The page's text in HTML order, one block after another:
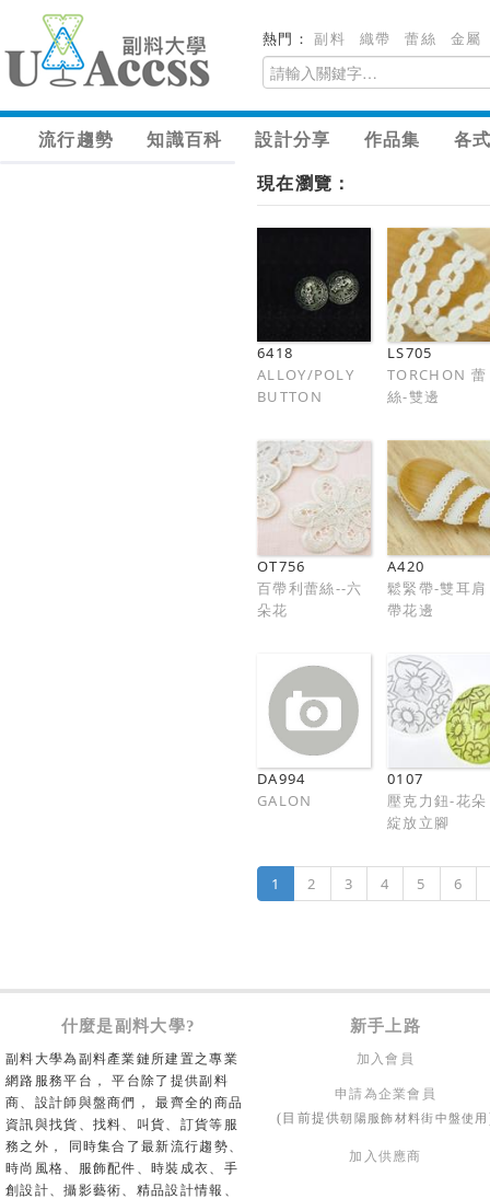
熱門：副料 織帶 蕾絲 金屬
流行趨勢 知識百科 設計分享 作品集
各
現在瀏覽：
6418
ALLOY/POLY
BUTTON
LS705
TORCHON 蕾
絲-雙邊
OT756
百帶利蕾絲--六
朵花
A420
鬆緊帶-雙耳肩
帶花邊
DA994
GALON
0107
壓克力鈕-花朵
綻放立腳
1 2 3 4 5 6
什麼是副料大學? 新手上路
副料大學為副料產業鏈所建置之專業
網路服務平台， 平台除了提供副料
商、設計師與盤商們， 最齊全的商品
資訊與找貨、找料、叫貨、訂貨等服
務之外， 同時集合了最新流行趨勢、
時尚風格、服飾配件、時裝成衣、手
創設計、攝影藝術、精品設計情報、
加入會員
申請為企業會員
(目前提供朝陽服飾材料街中盤使用
加入供應商